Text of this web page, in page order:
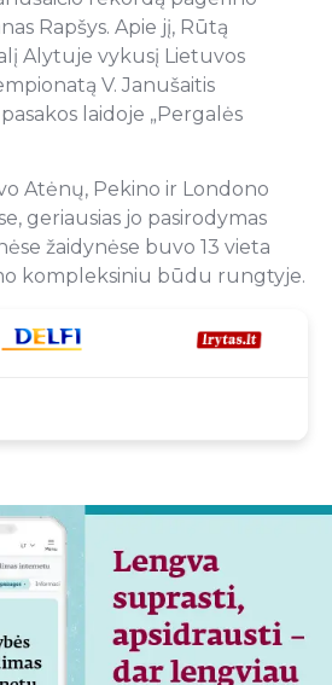
Rapšys. Apie jį, Rūtą
Alytuje vykusį Lietuvos
V. Janušaitis
laidoje „Pergalės
Atėnų, Pekino ir Londono
geriausias jo pasirodymas
žaidynėse buvo 13 vieta
kompleksiniu būdu rungtyje.